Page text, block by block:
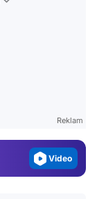
Reklam
Video